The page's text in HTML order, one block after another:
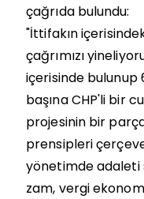
çağrıda bulundu:
"İttifakın
çağrımızı
içerisinde bulunup
başına CHP'li bir
projesinin bir
prensipleri
yönetimde adaleti
zam, vergi